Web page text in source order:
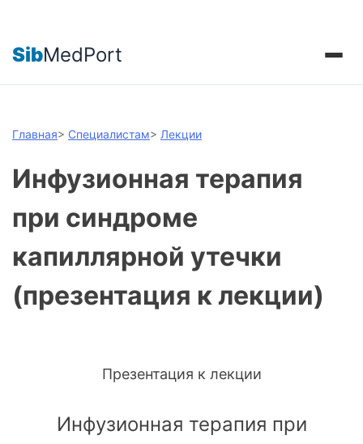
SibMedPort
Главная> Специалистам> Лекции
Инфузионная терапия
при синдроме
капиллярной утечки
(презентация к лекции)
Презентация к лекции
Инфузионная терапия при